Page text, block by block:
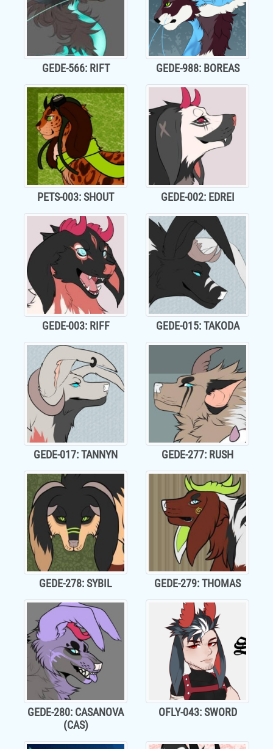
GEDE-566: RIFT GEDE-988: BOREAS
PETS-003: SHOUT GEDE-002: EDREI
GEDE-003: RIFF GEDE-015: TAKODA
GEDE-017: TANNYN GEDE-277: RUSH
GEDE-278: SYBIL GEDE-279: THOMAS
GEDE-280: CASANOVA
(CAS)
OFLY-043: SWORD